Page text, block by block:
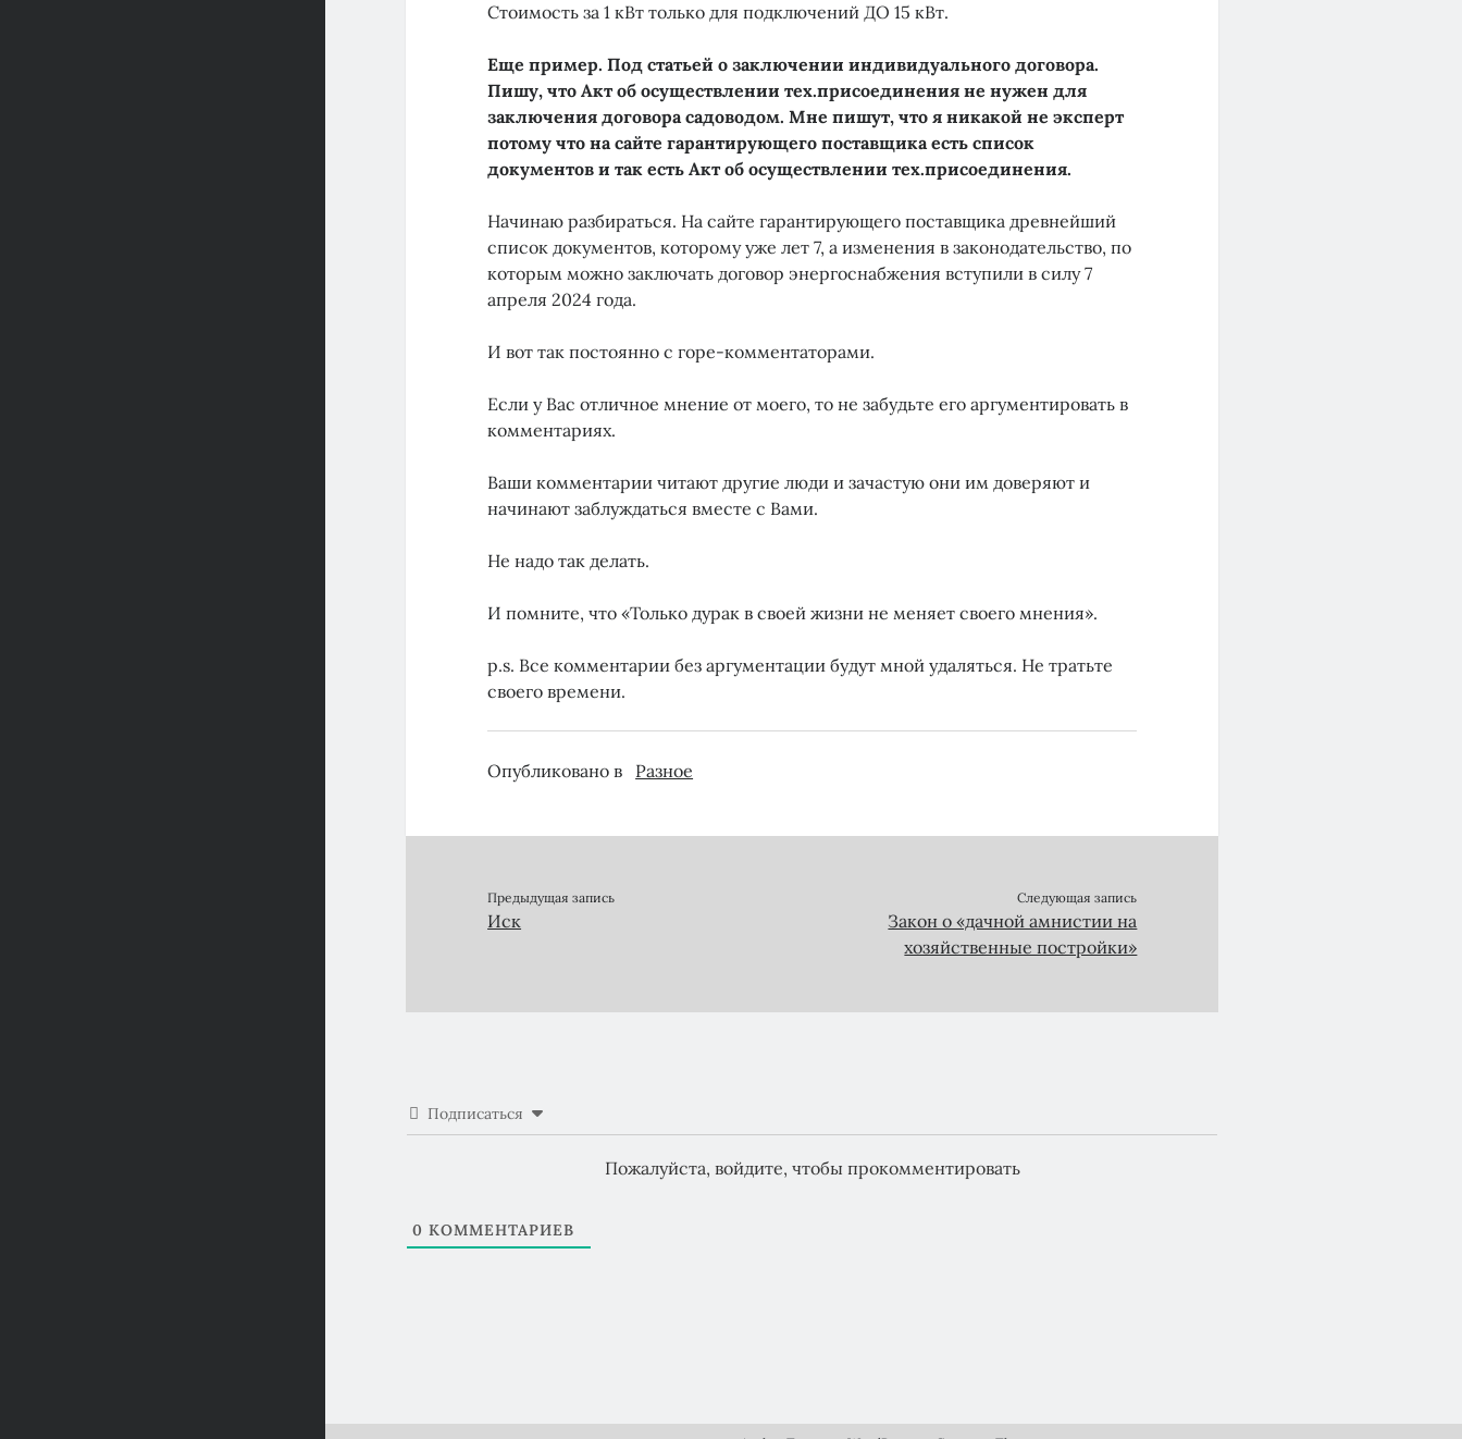
Стоимость за 1 кВт только для подключений ДО 15 кВт.
Еще пример. Под статьей о заключении индивидуального договора.
Пишу, что Акт об осуществлении тех.присоединения не нужен для
заключения договора садоводом. Мне пишут, что я никакой не эксперт
потому что на сайте гарантирующего поставщика есть список
документов и так есть Акт об осуществлении тех.присоединения.
Начинаю разбираться. На сайте гарантирующего поставщика древнейший
список документов, которому уже лет 7, а изменения в законодательство, по
которым можно заключать договор энергоснабжения вступили в силу 7
апреля 2024 года.
И вот так постоянно с горе-комментаторами.
Если у Вас отличное мнение от моего, то не забудьте его аргументировать в
комментариях.
Ваши комментарии читают другие люди и зачастую они им доверяют и
начинают заблуждаться вместе с Вами.
Не надо так делать.
И помните, что «Только дурак в своей жизни не меняет своего мнения».
p.s. Все комментарии без аргументации будут мной удаляться. Не тратьте
своего времени.
Опубликовано в Разное
Предыдущая запись
Иск
Следующая запись
Закон о «дачной амнистии на
хозяйственные постройки»
Подписаться
Пожалуйста, войдите, чтобы прокомментировать
0 КОММЕНТАРИЕВ